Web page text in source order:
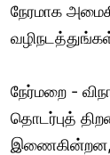
நேரமாக
நேர்மறை -
தொடர்புத்
இணைகின்றன,